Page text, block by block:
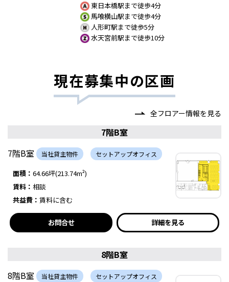
東日本橋駅まで徒歩4分
馬喰横山駅まで徒歩4分
人形町駅まで徒歩5分
水天宮前駅まで徒歩10分
現在募集中の区画
全フロアー情報を見る
7階B室
7階B室
当社貸主物件 セットアップオフィス
面積： 64.66坪(213.74m²)
賃料： 相談
共益費： 賃料に含む
お問合せ 詳細を見る
8階B室
8階B室
当社貸主物件 セットアップオフィス